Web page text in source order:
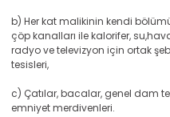
b) Her kat malikinin kendi
çöp kanalları ile kalorifer,
radyo ve televizyon için ortak
tesisleri,
c) Çatılar, bacalar, genel dam
emniyet merdivenleri.